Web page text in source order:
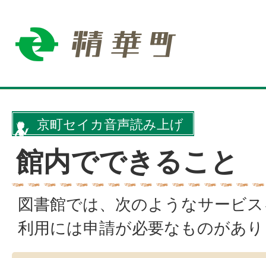
京町セイカ音声読み上げ
館内でできること
図書館では、次のようなサービ
利用には申請が必要なものがあ